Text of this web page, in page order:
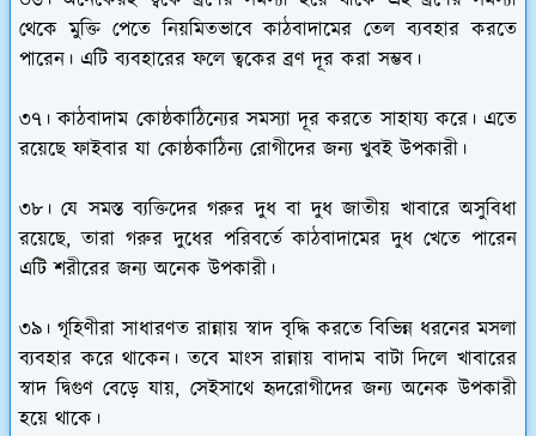
থেকে মুক্তি পেতে নিয়মিতভাবে কাঠবাদামের তেল ব্যবহার করতে
পারেন। এটি ব্যবহারের ফলে ত্বকের ব্রণ দূর করা সম্ভব।
৩৭। কাঠবাদাম কোষ্ঠকাঠিন্যের সমস্যা দূর করতে সাহায্য করে। এতে
রয়েছে ফাইবার যা কোষ্ঠকাঠিন্য রোগীদের জন্য খুবই উপকারী।
৩৮। যে সমস্ত ব্যক্তিদের গরুর দুধ বা দুধ জাতীয় খাবারে অসুবিধা
রয়েছে, তারা গরুর দুধের পরিবর্তে কাঠবাদামের দুধ খেতে পারেন
এটি শরীরের জন্য অনেক উপকারী।
৩৯। গৃহিণীরা সাধারণত রান্নায় স্বাদ বৃদ্ধি করতে বিভিন্ন ধরনের মসলা
ব্যবহার করে থাকেন। তবে মাংস রান্নায় বাদাম বাটা দিলে খাবারের
স্বাদ দ্বিগুণ বেড়ে যায়, সেইসাথে হৃদরোগীদের জন্য অনেক উপকারী
হয়ে থাকে।